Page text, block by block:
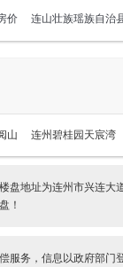
价 连山壮族瑶族自治
山 连州碧桂园天宸湾
盘地址为连州市兴连
！
服务，信息以政府部门